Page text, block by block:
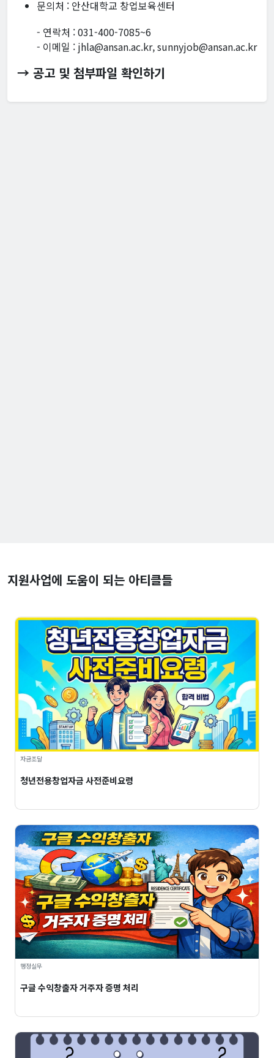
문의처 : 안산대학교 창업보육센터
- 연락처 : 031-400-7085~6
- 이메일 : jhla@ansan.ac.kr, sunnyjob@ansan.ac.kr
→ 공고 및 첨부파일 확인하기
지원사업에 도움이 되는 아티클들
자금조달
청년전용창업자금 사전준비요령
행정실무
구글 수익창출자 거주자 증명 처리